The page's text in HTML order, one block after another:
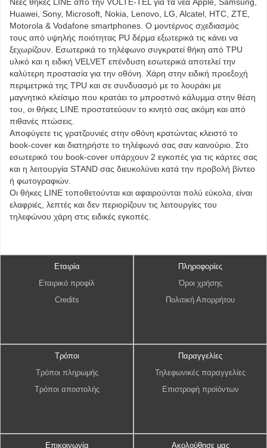
Huawei, Sony, Microsoft, Nokia, Lenovo, LG, Alcatel, HTC, ZTE,
Motorola & Vodafone smartphones. Ο μοντέρνος σχεδιασμός
τους από υψηλής ποιότητας PU δέρμα εξωτερικά τις κάνει να
ξεχωρίζουν. Εσωτερικά το τηλέφωνο συγκρατεί θήκη από TPU
υλικό και η ειδική VELVET επένδυση εσωτερικά αποτελεί την
καλύτερη προστασία για την οθόνη. Χάρη στην ειδική προεξοχή
περιμετρικά της TPU και σε συνδυασμό με το λουράκι με
μαγνητικό κλείσιμο που κρατάει το μπροστινό κάλυμμα στην θέση
του, οι θήκες LINE προστατεύουν το κινητό σας ακόμη και από
πιθανές πτώσεις.
Αποφύγετε τις γρατζουνιές στην οθόνη κρατώντας κλειστό το
book-cover και διατηρήστε το τηλέφωνό σας σαν καινούριο. Στο
εσωτερικό του book-cover υπάρχουν 2 εγκοπές για τις κάρτες σας
και η λειτουργία STAND σας διευκολύνει κατά την προβολή βίντεο
ή φωτογραφιών.
Οι θήκες LINE τοποθετούνται και αφαιρούνται πολύ εύκολα, είναι
ελαφριές, λεπτές και δεν περιορίζουν τις λειτουργίες του
τηλεφώνου χάρη στις ειδικές εγκοπές.
Εταιρία
Εταιρικό προφίλ
Credits
Πληροφορίες
Όροι χρήσης
Πολιτική Απορρήτου
Τρόποι
Τρόποι πληρωμής
Τρόποι αποστολής
Παραγγελίες
Τηλεφωνικές παραγγελίες
Επιστροφή προϊόντων
Επικοινωνία Ακολούθησε μας